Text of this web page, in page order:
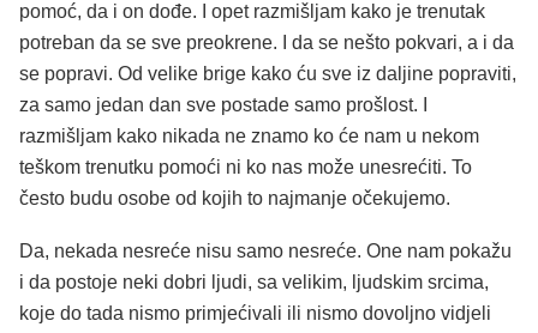
pomoć, da i on dođe. I opet razmišljam kako je trenutak
potreban da se sve preokrene. I da se nešto pokvari, a i da
se popravi. Od velike brige kako ću sve iz daljine popraviti,
za samo jedan dan sve postade samo prošlost. I
razmišljam kako nikada ne znamo ko će nam u nekom
teškom trenutku pomoći ni ko nas može unesrećiti. To
često budu osobe od kojih to najmanje očekujemo.
Da, nekada nesreće nisu samo nesreće. One nam pokažu
i da postoje neki dobri ljudi, sa velikim, ljudskim srcima,
koje do tada nismo primjećivali ili nismo dovoljno vidjeli